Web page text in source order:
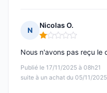
N
Nicolas O.
Note : 1 sur 5
Publié le 17/11/2025 à 08h21
suite à un achat du 05/11/2025
Nous n'avons pas reçu le